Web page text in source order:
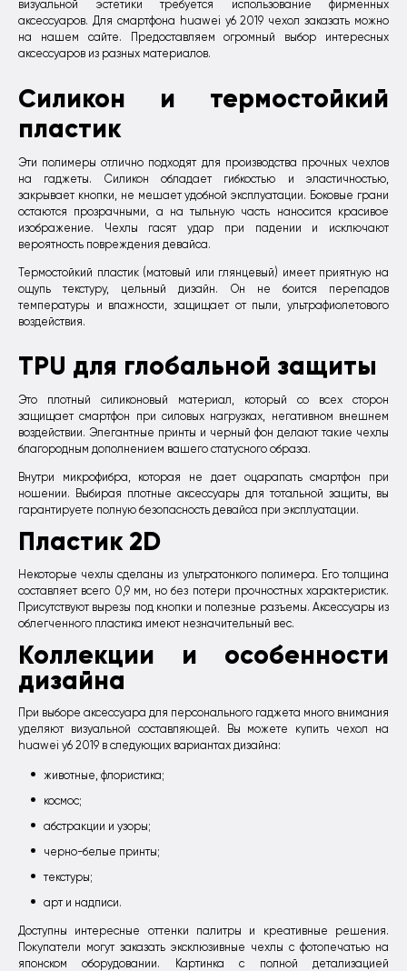
визуальной эстетики требуется использование фирменных
аксессуаров. Для смартфона huawei y6 2019 чехол заказать можно
на нашем сайте. Предоставляем огромный выбор интересных
аксессуаров из разных материалов.
Силикон и термостойкий
пластик
Эти полимеры отлично подходят для производства прочных чехлов
на гаджеты. Силикон обладает гибкостью и эластичностью,
закрывает кнопки, не мешает удобной эксплуатации. Боковые грани
остаются прозрачными, а на тыльную часть наносится красивое
изображение. Чехлы гасят удар при падении и исключают
вероятность повреждения девайса.
Термостойкий пластик (матовый или глянцевый) имеет приятную на
ощупь текстуру, цельный дизайн. Он не боится перепадов
температуры и влажности, защищает от пыли, ультрафиолетового
воздействия.
TPU для глобальной защиты
Это плотный силиконовый материал, который со всех сторон
защищает смартфон при силовых нагрузках, негативном внешнем
воздействии. Элегантные принты и черный фон делают такие чехлы
благородным дополнением вашего статусного образа.
Внутри микрофибра, которая не дает оцарапать смартфон при
ношении. Выбирая плотные аксессуары для тотальной защиты, вы
гарантируете полную безопасность девайса при эксплуатации.
Пластик 2D
Некоторые чехлы сделаны из ультратонкого полимера. Его толщина
составляет всего 0,9 мм, но без потери прочностных характеристик.
Присутствуют вырезы под кнопки и полезные разъемы. Аксессуары из
облегченного пластика имеют незначительный вес.
Коллекции и особенности
дизайна
При выборе аксессуара для персонального гаджета много внимания
уделяют визуальной составляющей. Вы можете купить чехол на
huawei y6 2019 в следующих вариантах дизайна:
животные, флористика;
космос;
абстракции и узоры;
черно-белые принты;
текстуры;
арт и надписи.
Доступны интересные оттенки палитры и креативные решения.
Покупатели могут заказать эксклюзивные чехлы с фотопечатью на
японском оборудовании. Картинка с полной детализацией